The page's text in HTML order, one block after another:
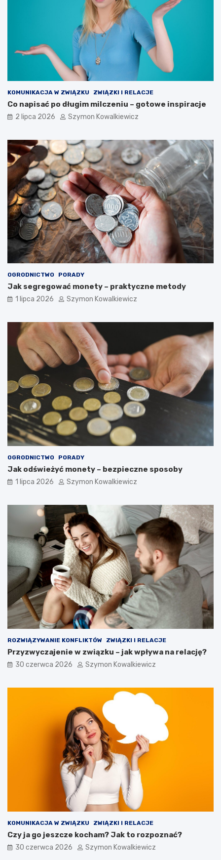
KOMUNIKACJA W ZWIĄZKU ZWIĄZKI I RELACJE
Co napisać po długim milczeniu – gotowe inspiracje
2 lipca 2026 Szymon Kowalkiewicz
OGRODNICTWO PORADY
Jak segregować monety – praktyczne metody
1 lipca 2026 Szymon Kowalkiewicz
OGRODNICTWO PORADY
Jak odświeżyć monety – bezpieczne sposoby
1 lipca 2026 Szymon Kowalkiewicz
ROZWIĄZYWANIE KONFLIKTÓW ZWIĄZKI I RELACJE
Przyzwyczajenie w związku – jak wpływa na relację?
30 czerwca 2026 Szymon Kowalkiewicz
KOMUNIKACJA W ZWIĄZKU ZWIĄZKI I RELACJE
Czy ja go jeszcze kocham? Jak to rozpoznać?
30 czerwca 2026 Szymon Kowalkiewicz